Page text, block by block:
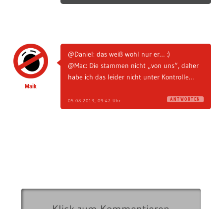
Maik
@Daniel: das weiß wohl nur er… :)
@Mac: Die stammen nicht „von uns“, daher
habe ich das leider nicht unter Kontrolle…
05.08.2013, 09:42 Uhr ANTWORTEN